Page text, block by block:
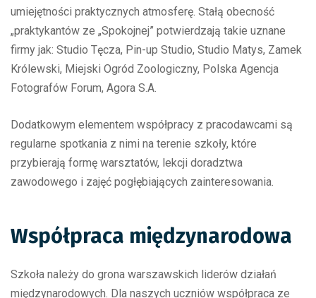
umiejętności praktycznych atmosferę. Stałą obecność
„praktykantów ze „Spokojnej” potwierdzają takie uznane
firmy jak: Studio Tęcza, Pin-up Studio, Studio Matys, Zamek
Królewski, Miejski Ogród Zoologiczny, Polska Agencja
Fotografów Forum, Agora S.A.
Dodatkowym elementem współpracy z pracodawcami są
regularne spotkania z nimi na terenie szkoły, które
przybierają formę warsztatów, lekcji doradztwa
zawodowego i zajęć pogłębiających zainteresowania.
Współpraca międzynarodowa
Szkoła należy do grona warszawskich liderów działań
międzynarodowych. Dla naszych uczniów współpraca ze